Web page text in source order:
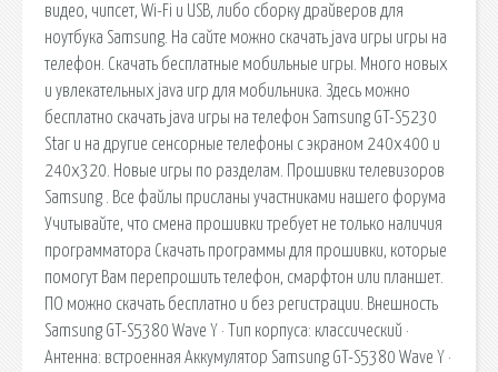
видео, чипсет, Wi-Fi и USB, либо сборку драйверов для
ноутбука Samsung. На сайте можно скачать java игры игры на
телефон. Скачать бесплатные мобильные игры. Много новых
и увлекательных java игр для мобильника. Здесь можно
бесплатно скачать java игры на телефон Samsung GT-S5230
Star и на другие сенсорные телефоны с экраном 240х400 и
240x320. Новые игры по разделам. Прошивки телевизоров
Samsung . Все файлы присланы участниками нашего форума
Учитывайте, что смена прошивки требует не только наличия
программатора Скачать программы для прошивки, которые
помогут Вам перепрошить телефон, смарфтон или планшет.
ПО можно скачать бесплатно и без регистрации. Внешность
Samsung GT-S5380 Wave Y · Тип корпуса: классический ·
Антенна: встроенная Аккумулятор Samsung GT-S5380 Wave Y ·